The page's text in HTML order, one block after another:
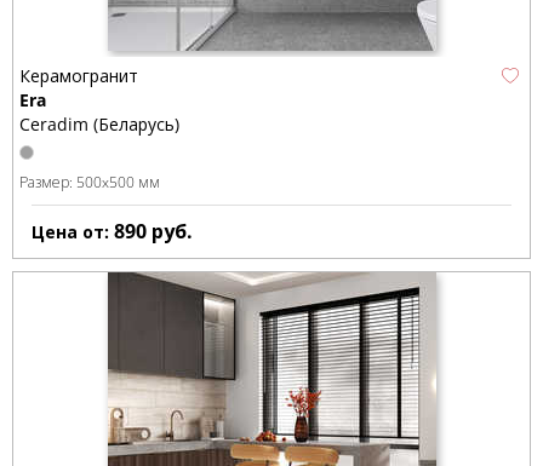
Керамогранит
Era
Ceradim (Беларусь)
Размер: 500x500 мм
Цена от: 890 руб.